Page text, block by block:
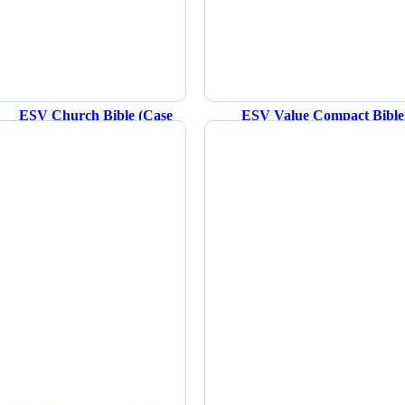
ESV Value Compact Bible
ESV Church Bible (Case